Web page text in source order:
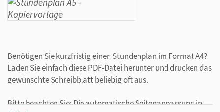
Benötigen Sie kurzfristig einen Stundenplan im Format A4?
Laden Sie einfach diese PDF-Datei herunter und drucken das
gewünschte Schreibblatt beliebig oft aus.
Bitte beachten Sie: Die automatische Seitenanpassung in